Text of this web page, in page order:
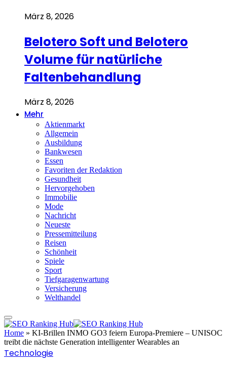
März 8, 2026
Belotero Soft und Belotero
Volume für natürliche
Faltenbehandlung
März 8, 2026
Mehr
Aktienmarkt
Allgemein
Ausbildung
Bankwesen
Essen
Favoriten der Redaktion
Gesundheit
Hervorgehoben
Immobilie
Mode
Nachricht
Neueste
Pressemitteilung
Reisen
Schönheit
Spiele
Sport
Tiefgaragenwartung
Versicherung
Welthandel
Home » KI-Brillen INMO GO3 feiern Europa-Premiere – UNISOC
treibt die nächste Generation intelligenter Wearables an
Technologie